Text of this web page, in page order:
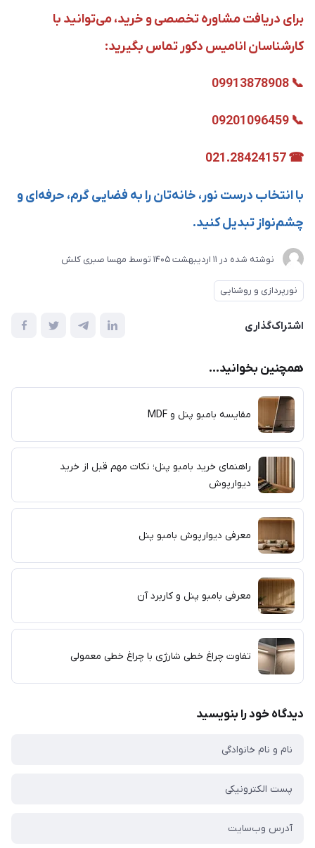
برای دریافت مشاوره تخصصی و خرید، می‌توانید با
کارشناسان انامیس دکور تماس بگیرید:
📞 09913878908
📞 09201096459
☎ 021.28424157
با انتخاب درست نور، خانه‌تان را به فضایی گرم، حرفه‌ای و
چشم‌نواز تبدیل کنید.
نوشته شده در 11 ارديبهشت 1405 توسط مهسا صبری کلش
نورپردازی و روشنایی
اشتراک‌گذاری
همچنین بخوانید...
مقایسه بامبو پنل و MDF
راهنمای خرید بامبو پنل؛ نکات مهم قبل از خرید
دیوارپوش
معرفی دیوارپوش بامبو پنل
معرفی بامبو پنل و کاربرد آن
تفاوت چراغ خطی شارژی با چراغ خطی معمولی
دیدگاه خود را بنویسید